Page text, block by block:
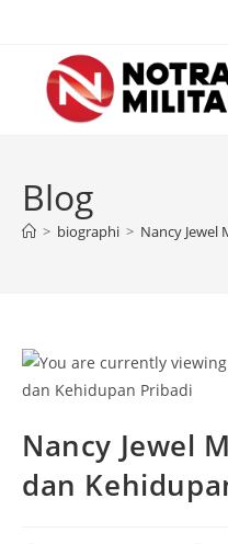
content
Blog
> biographi > Nancy Jewel
Nancy Jewel
dan